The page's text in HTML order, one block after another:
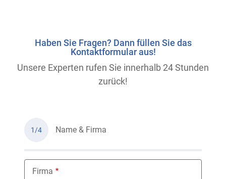
Haben Sie Fragen? Dann füllen Sie das
Kontaktformular aus!
Unsere Experten rufen Sie innerhalb 24 Stunden
zurück!
1/4 Name & Firma
Firma